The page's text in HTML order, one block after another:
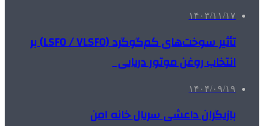
۱۴۰۳/۱۱/۱۷
تأثیر سوخت‌های کم‌گوگرد (LSFO / VLSFO) بر
انتخاب روغن موتور دریایی
۱۴۰۴/۰۹/۱۹
بازیگران داعشی سریال خانه امن